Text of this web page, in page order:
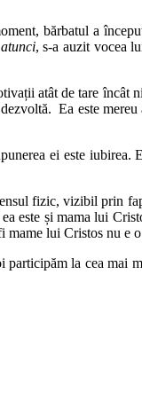
bărbatul a
, s-a auzit vocea
atât de tare încât
Ea este mereu
ei este iubirea.
fizic, vizibil prin
este și mama lui
lui Cristos nu e o
la cea mai